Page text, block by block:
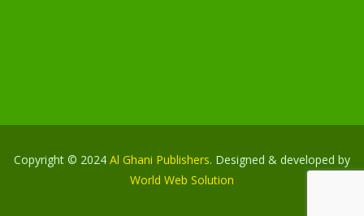
Copyright © 2024 Al Ghani Publishers. Designed & developed by
World Web Solution